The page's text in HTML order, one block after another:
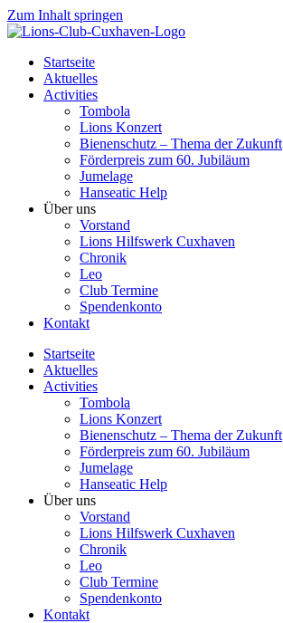
Zum Inhalt springen
Startseite
Aktuelles
Activities
Tombola
Lions Konzert
Bienenschutz – Thema der Zukunft
Förderpreis zum 60. Jubiläum
Jumelage
Hanseatic Help
Über uns
Vorstand
Lions Hilfswerk Cuxhaven
Chronik
Leo
Club Termine
Spendenkonto
Kontakt
Startseite
Aktuelles
Activities
Tombola
Lions Konzert
Bienenschutz – Thema der Zukunft
Förderpreis zum 60. Jubiläum
Jumelage
Hanseatic Help
Über uns
Vorstand
Lions Hilfswerk Cuxhaven
Chronik
Leo
Club Termine
Spendenkonto
Kontakt